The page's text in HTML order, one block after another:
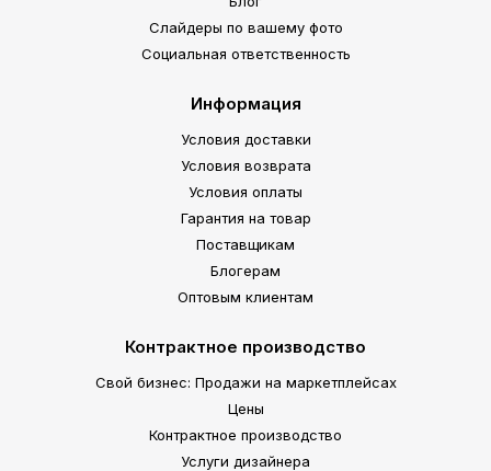
Слайдеры по вашему фото
Социальная ответственность
Информация
Условия доставки
Условия возврата
Условия оплаты
Гарантия на товар
Поставщикам
Блогерам
Оптовым клиентам
Контрактное производство
Свой бизнес: Продажи на маркетплейсах
Цены
Контрактное производство
Услуги дизайнера